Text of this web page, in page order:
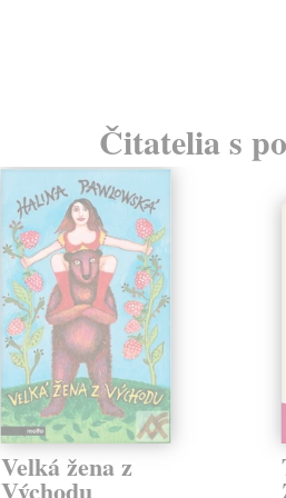
Čitatelia s
Velká žena z